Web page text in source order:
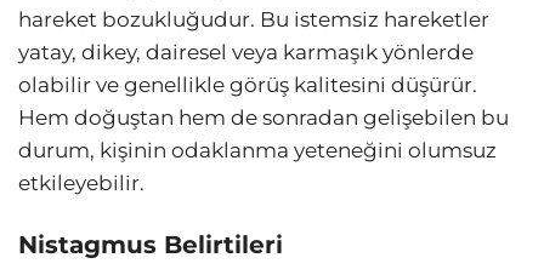
hareket bozukluğudur. Bu istemsiz hareketler
yatay, dikey, dairesel veya karmaşık yönlerde
olabilir ve genellikle görüş kalitesini düşürür.
Hem doğuştan hem de sonradan gelişebilen bu
durum, kişinin odaklanma yeteneğini olumsuz
etkileyebilir.
Nistagmus Belirtileri